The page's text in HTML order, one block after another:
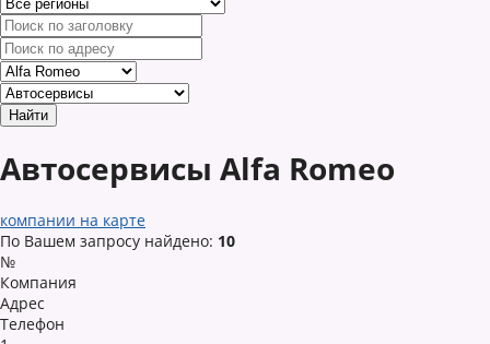
Автосервисы Alfa Romeo
компании на карте
По Вашем запросу найдено: 10
№
Компания
Адрес
Телефон